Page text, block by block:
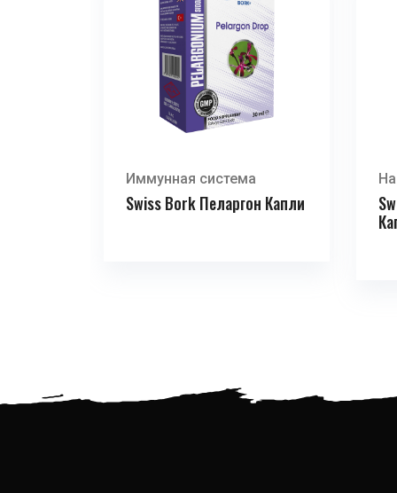
Иммунная система
Swiss Bork Пеларгон Капли